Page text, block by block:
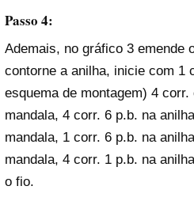
Passo 4:
Ademais, no gráfico 3 emende
contorne a anilha, inicie com 1
esquema de montagem) 4
mandala, 4 corr. 6 p.b. na
mandala, 1 corr. 6 p.b. na
mandala, 4 corr. 1 p.b. na
o fio.